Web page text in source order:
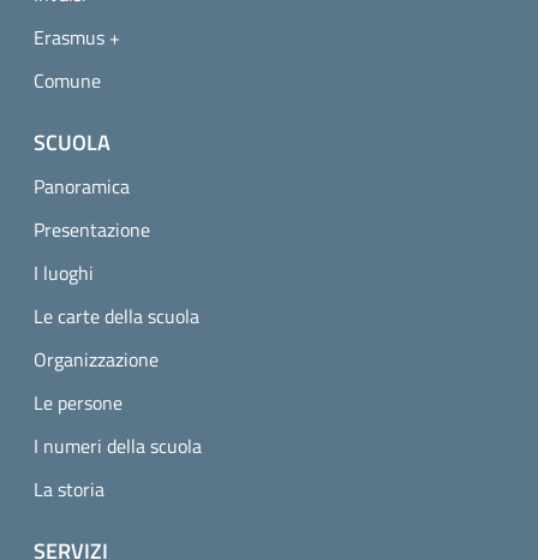
Erasmus +
Comune
SCUOLA
Panoramica
Presentazione
I luoghi
Le carte della scuola
Organizzazione
Le persone
I numeri della scuola
La storia
SERVIZI